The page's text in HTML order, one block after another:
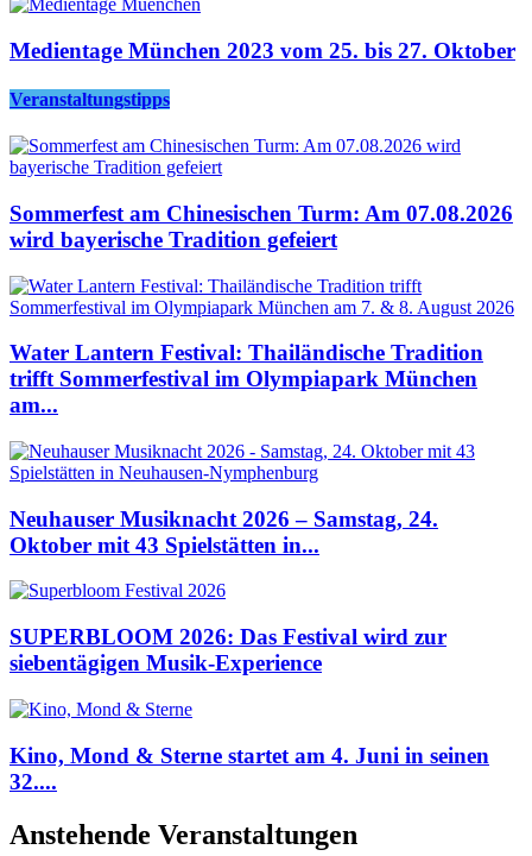
Medientage München 2023 vom 25. bis 27. Oktober
Veranstaltungstipps
Sommerfest am Chinesischen Turm: Am 07.08.2026
wird bayerische Tradition gefeiert
Water Lantern Festival: Thailändische Tradition
trifft Sommerfestival im Olympiapark München
am...
Neuhauser Musiknacht 2026 – Samstag, 24.
Oktober mit 43 Spielstätten in...
SUPERBLOOM 2026: Das Festival wird zur
siebentägigen Musik-Experience
Kino, Mond & Sterne startet am 4. Juni in seinen
32....
Anstehende Veranstaltungen